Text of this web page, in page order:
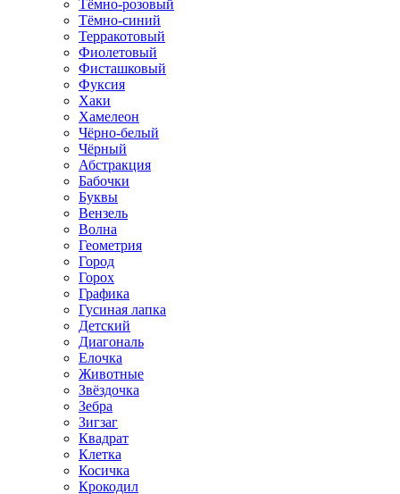
Тёмно-розовый
Тёмно-синий
Терракотовый
Фиолетовый
Фисташковый
Фуксия
Хаки
Хамелеон
Чёрно-белый
Чёрный
Абстракция
Бабочки
Буквы
Вензель
Волна
Геометрия
Город
Горох
Графика
Гусиная лапка
Детский
Диагональ
Елочка
Животные
Звёздочка
Зебра
Зигзаг
Квадрат
Клетка
Косичка
Крокодил